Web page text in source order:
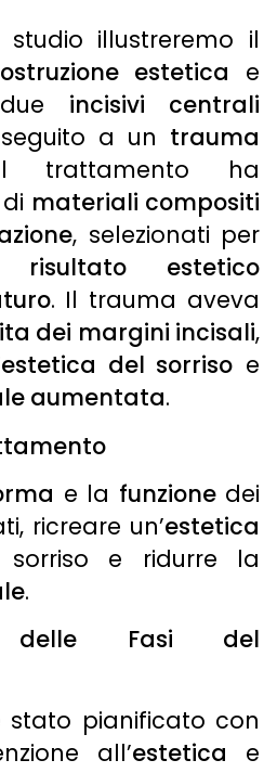
illustreremo il
estetica e
incisivi centrali
a un trauma
ha
materiali compositi
, selezionati per
risultato estetico
. Il trauma aveva
dei margini incisali,
estetica del sorriso e
aumentata.
e la funzionedei
ricreare un’estetica
e ridurre la
.
delle Fasi del
pianificato con
all’estetica e